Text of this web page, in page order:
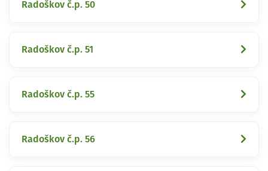
Radoškov č.p. 50
Radoškov č.p. 51
Radoškov č.p. 55
Radoškov č.p. 56